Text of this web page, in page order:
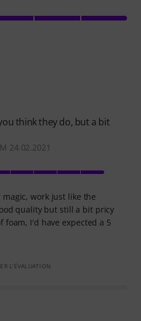
think they do, but a bit
24.02.2021
work just like the
quality but still a bit pricy
foam, I'd have expected a 5
L'ÉVALUATION